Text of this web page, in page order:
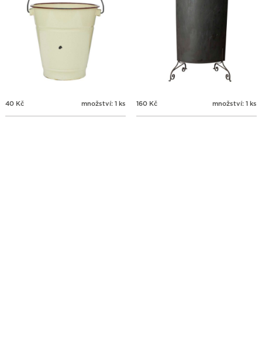
40 Kč množství: 1 ks 160 Kč množství: 1 ks